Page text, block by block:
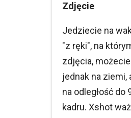
Zdjęcie
Jedziecie na
"z ręki", na
zdjęcia,
jednak na
na odległość
kadru. Xshot